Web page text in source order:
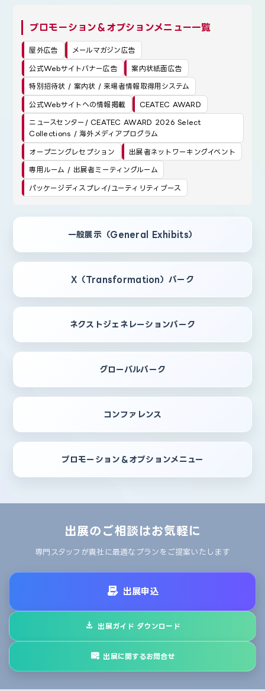
一般展示（General Exhibits）
X（Transformation）パーク
ネクストジェネレーションパーク
グローバルパーク
コンファレンス
プロモーション＆オプションメニュー
プロモーション＆オプションメニュー一覧
屋外広告 メールマガジン広告
公式Webサイトバナー広告 案内状紙面広告
特別招待状 / 案内状 / 来場者情報取得用システム
公式Webサイトへの情報掲載 CEATEC AWARD
ニュースセンター/ CEATEC AWARD 2026 Select
Collections / 海外メディアプログラム
オープニングレセプション 出展者ネットワーキングイベント
専用ルーム / 出展者ミーティングルーム
パッケージディスプレイ/ユーティリティブース
出展のご相談はお気軽に
専門スタッフが貴社に最適なプランをご提案いたします
出展申込
出展ガイド ダウンロード
出展に関するお問合せ